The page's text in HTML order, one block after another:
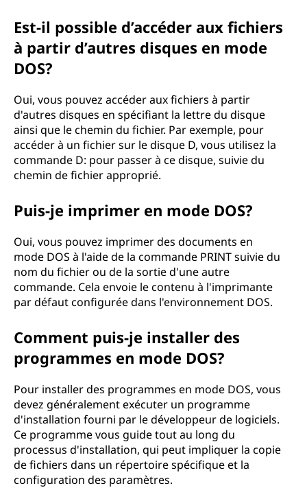
Est-il possible d’accéder aux fichiers
à partir d’autres disques en mode
DOS?
Oui, vous pouvez accéder aux fichiers à partir
d'autres disques en spécifiant la lettre du disque
ainsi que le chemin du fichier. Par exemple, pour
accéder à un fichier sur le disque D, vous utilisez la
commande D: pour passer à ce disque, suivie du
chemin de fichier approprié.
Puis-je imprimer en mode DOS?
Oui, vous pouvez imprimer des documents en
mode DOS à l'aide de la commande PRINT suivie du
nom du fichier ou de la sortie d'une autre
commande. Cela envoie le contenu à l'imprimante
par défaut configurée dans l'environnement DOS.
Comment puis-je installer des
programmes en mode DOS?
Pour installer des programmes en mode DOS, vous
devez généralement exécuter un programme
d'installation fourni par le développeur de logiciels.
Ce programme vous guide tout au long du
processus d'installation, qui peut impliquer la copie
de fichiers dans un répertoire spécifique et la
configuration des paramètres.